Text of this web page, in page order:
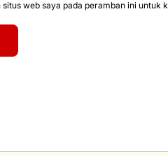
situs web saya pada peramban ini untuk